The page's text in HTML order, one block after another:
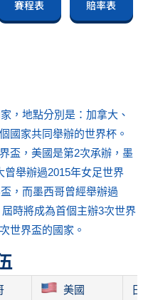
賽程表 賠率表
，地點分別是：加拿大、
國家共同舉辦的世界杯。
盃，美國是第2次承辦，墨
舉辦過2015年女足世界
，而墨西哥曾經舉辦過
時將成為首個主辦3次世界
世界盃的國家。
美國 日本